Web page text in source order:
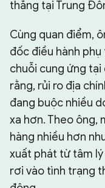
thẳng tại Trung
Cùng quan điểm,
đốc điều hành
chuỗi cung ứng tại
rằng, rủi ro địa
đang buộc nhiều
xa hơn. Theo ông,
hàng nhiều hơn
xuất phát từ tâm
rơi vào tình trạng